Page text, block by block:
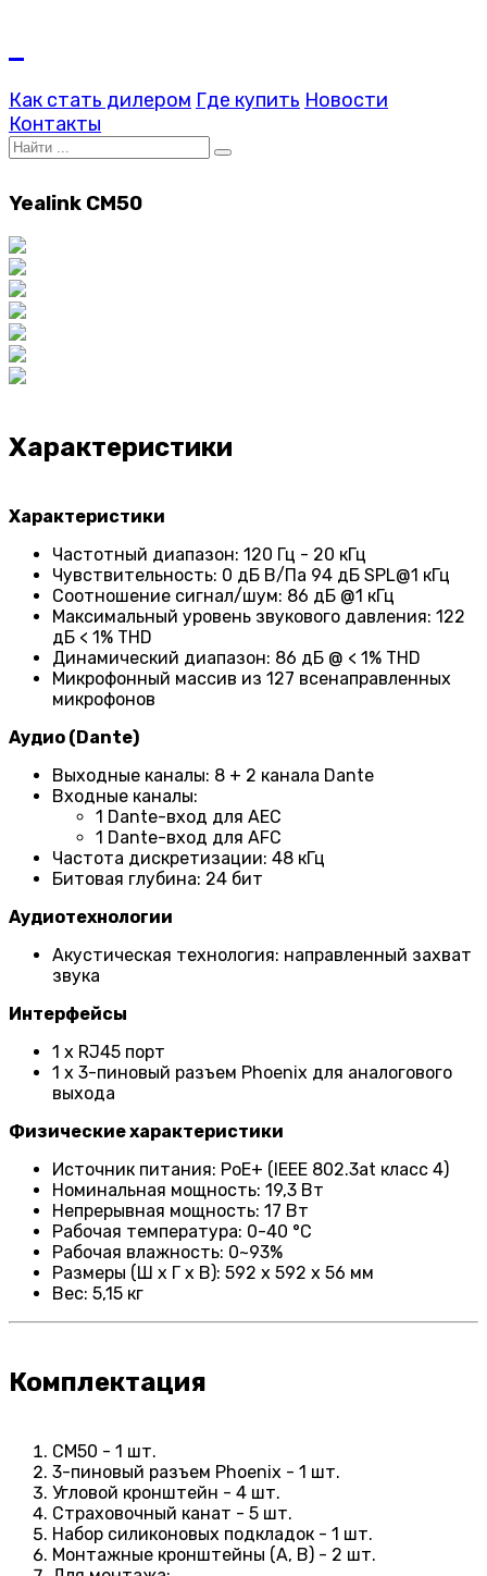
Как стать дилером Где купить Новости
Контакты
Yealink CM50
Характеристики
Характеристики
Частотный диапазон: 120 Гц - 20 кГц
Чувствительность: 0 дБ В/Па 94 дБ SPL@1 кГц
Соотношение сигнал/шум: 86 дБ @1 кГц
Максимальный уровень звукового давления: 122
дБ < 1% THD
Динамический диапазон: 86 дБ @ < 1% THD
Микрофонный массив из 127 всенаправленных
микрофонов
Аудио (Dante)
Выходные каналы: 8 + 2 канала Dante
Входные каналы:
1 Dante-вход для AEC
1 Dante-вход для AFC
Частота дискретизации: 48 кГц
Битовая глубина: 24 бит
Аудиотехнологии
Акустическая технология: направленный захват
звука
Интерфейсы
1 x RJ45 порт
1 x 3-пиновый разъем Phoenix для аналогового
выхода
Физические характеристики
Источник питания: PoE+ (IEEE 802.3at класс 4)
Номинальная мощность: 19,3 Вт
Непрерывная мощность: 17 Вт
Рабочая температура: 0-40 °C
Рабочая влажность: 0~93%
Размеры (Ш х Г х В): 592 х 592 х 56 мм
Вес: 5,15 кг
Комплектация
CM50 - 1 шт.
3-пиновый разъем Phoenix - 1 шт.
Угловой кронштейн - 4 шт.
Страховочный канат - 5 шт.
Набор силиконовых подкладок - 1 шт.
Монтажные кронштейны (A, B) - 2 шт.